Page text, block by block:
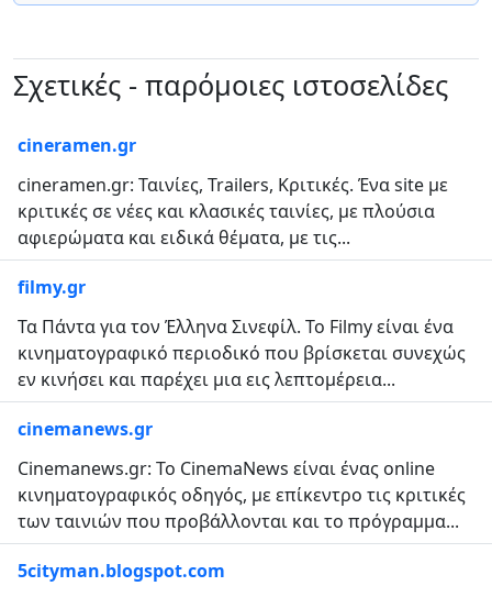
Σχετικές - παρόμοιες ιστοσελίδες
cineramen.gr
cineramen.gr: Ταινίες, Trailers, Κριτικές. Ένα site με
κριτικές σε νέες και κλασικές ταινίες, με πλούσια
αφιερώματα και ειδικά θέματα, με τις...
filmy.gr
Τα Πάντα για τον Έλληνα Σινεφίλ. Το Filmy είναι ένα
κινηματογραφικό περιοδικό που βρίσκεται συνεχώς
εν κινήσει και παρέχει μια εις λεπτομέρεια...
cinemanews.gr
Cinemanews.gr: Το CinemaNews είναι ένας online
κινηματογραφικός οδηγός, με επίκεντρο τις κριτικές
των ταινιών που προβάλλονται και το πρόγραμμα...
5cityman.blogspot.com